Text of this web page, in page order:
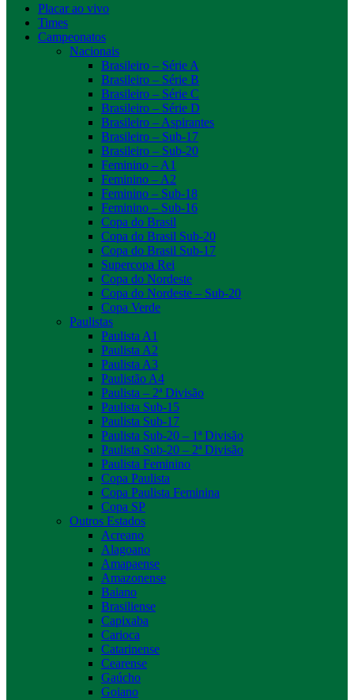
Placar ao vivo
Times
Campeonatos
Nacionais
Brasileiro – Série A
Brasileiro – Série B
Brasileiro – Série C
Brasileiro – Série D
Brasileiro – Aspirantes
Brasileiro – Sub-17
Brasileiro – Sub-20
Feminino – A1
Feminino – A2
Feminino – Sub-18
Feminino – Sub-16
Copa do Brasil
Copa do Brasil Sub-20
Copa do Brasil Sub-17
Supercopa Rei
Copa do Nordeste
Copa do Nordeste – Sub-20
Copa Verde
Paulistas
Paulista A1
Paulista A2
Paulista A3
Paulistão A4
Paulista – 2ª Divisão
Paulista Sub-15
Paulista Sub-17
Paulista Sub-20 – 1ª Divisão
Paulista Sub-20 – 2ª Divisão
Paulista Feminino
Copa Paulista
Copa Paulista Feminina
Copa SP
Outros Estados
Acreano
Alagoano
Amapaense
Amazonense
Baiano
Brasiliense
Capixaba
Carioca
Catarinense
Cearense
Gaúcho
Goiano